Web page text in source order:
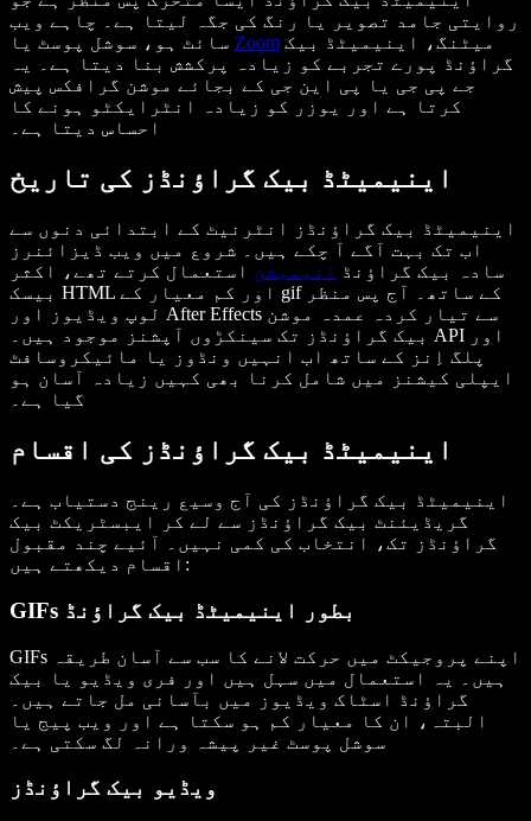
روایتی جامد تصویر یا رنگ کی جگہ لیتا ہے۔ چاہے ویب
Zoom
گراؤنڈ پورے تجربے کو زیادہ پرکشش بنا دیتا ہے۔ یہ
جے پی جی یا پی این جی کے بجائے موشن گرافکس پیش
کرتا ہے اور یوزر کو زیادہ انٹرایکٹو ہونے کا
احساس دیتا ہے۔
اینیمیٹڈ بیک گراؤنڈز کی تاریخ
اینیمیٹڈ بیک گراؤنڈز انٹرنیٹ کے ابتدائی دنوں سے
اب تک بہت آگے آ چکے ہیں۔ شروع میں ویب ڈیزائنرز
سادہ بیک گراؤنڈ
انیمیشن استعمال کرتے تھے، اکثر
بیسک HTML اور کم معیار کے gif کے ساتھ۔ آج پس منظر
لوپ ویڈیوز اور After Effects سے تیار کردہ عمدہ موشن
بیک گراؤنڈز تک سینکڑوں آپشنز موجود ہیں۔ API اور
پلگ اِنز کے ساتھ اب انہیں ونڈوز یا مائیکروسافٹ
ایپلی کیشنز میں شامل کرنا بھی کہیں زیادہ آسان ہو
گیا ہے۔
اینیمیٹڈ بیک گراؤنڈز کی اقسام
اینیمیٹڈ بیک گراؤنڈز کی آج وسیع رینج دستیاب ہے۔
گریڈیئنٹ بیک گراؤنڈز سے لے کر ایبسٹریکٹ بیک
گراؤنڈز تک، انتخاب کی کمی نہیں۔ آئیے چند مقبول
اقسام دیکھتے ہیں:
GIFs بطور اینیمیٹڈ بیک گراؤنڈ
GIFs اپنے پروجیکٹ میں حرکت لانے کا سب سے آسان طریقہ
ہیں۔ یہ استعمال میں سہل ہیں اور فری ویڈیو یا بیک
گراؤنڈ اسٹاک ویڈیوز میں بآسانی مل جاتے ہیں۔
البتہ، ان کا معیار کم ہو سکتا ہے اور ویب پیج یا
سوشل پوسٹ غیر پیشہ ورانہ لگ سکتی ہے۔
ویڈیو بیک گراؤنڈز